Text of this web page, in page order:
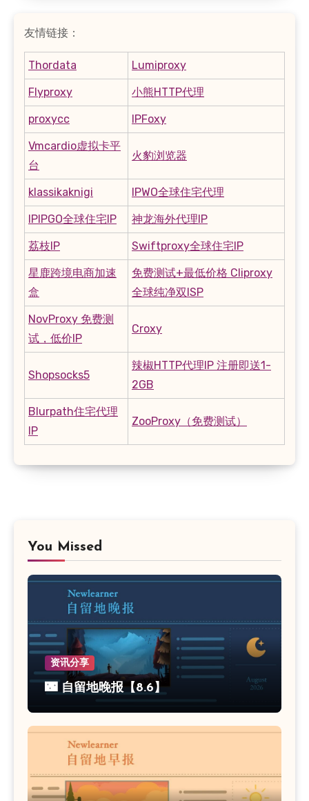
友情链接：
Thordata Lumiproxy
Flyproxy 小熊HTTP代理
proxycc IPFoxy
Vmcardio虚拟卡平
台
火豹浏览器
klassikaknigi IPWO全球住宅代理
IPIPGO全球住宅IP 神龙海外代理IP
荔枝IP Swiftproxy全球住宅IP
星鹿跨境电商加速
盒
免费测试+最低价格 Cliproxy
全球纯净双ISP
NovProxy 免费测
试，低价IP
Croxy
Shopsocks5
辣椒HTTP代理IP 注册即送1-
2GB
Blurpath住宅代理
IP
ZooProxy（免费测试）
You Missed
资讯分享
🌃 自留地晚报【8.6】